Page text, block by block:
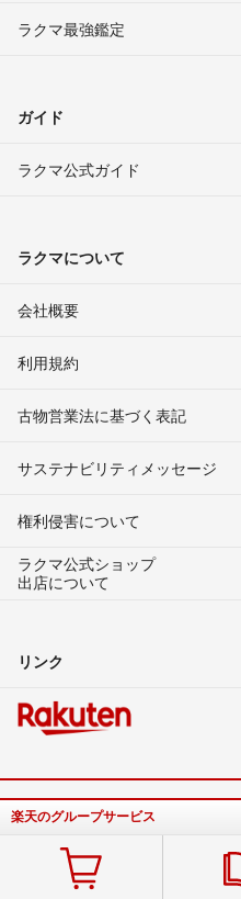
ラクマ最強鑑定
ガイド
ラクマ公式ガイド
ラクマについて
会社概要
利用規約
古物営業法に基づく表記
サステナビリティメッセージ
権利侵害について
ラクマ公式ショップ
出店について
リンク
楽天のグループサービス